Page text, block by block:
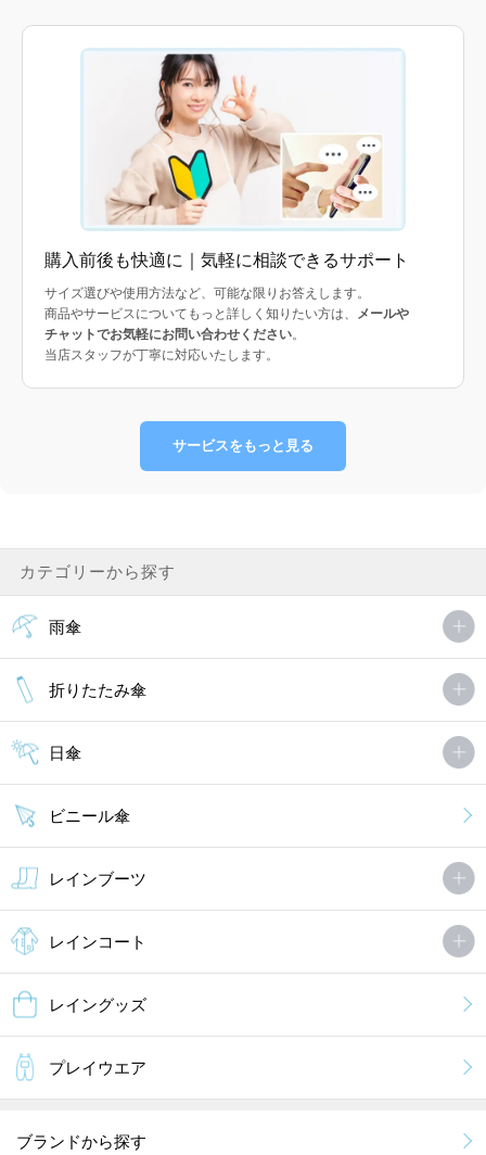
購入前後も快適に｜気軽に相談できるサポート
サイズ選びや使用方法など、可能な限りお答えします。
商品やサービスについてもっと詳しく知りたい方は、 メールや
チャットでお気軽にお問い合わせください。
当店スタッフが丁寧に対応いたします。
サービスをもっと見る
カテゴリーから探す
雨傘
折りたたみ傘
日傘
ビニール傘
レインブーツ
レインコート
レイングッズ
プレイウエア
ブランドから探す